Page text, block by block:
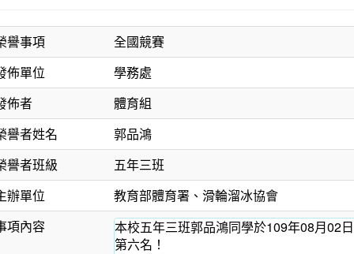
譽事項
全國競賽
佈單位
學務處
佈者
體育組
譽者姓名
郭品鴻
譽者班級
五年三班
辦單位
教育部體育署、滑輪溜冰協會
項內容
本校五年三班郭品鴻同學於109年08月02
第六名！